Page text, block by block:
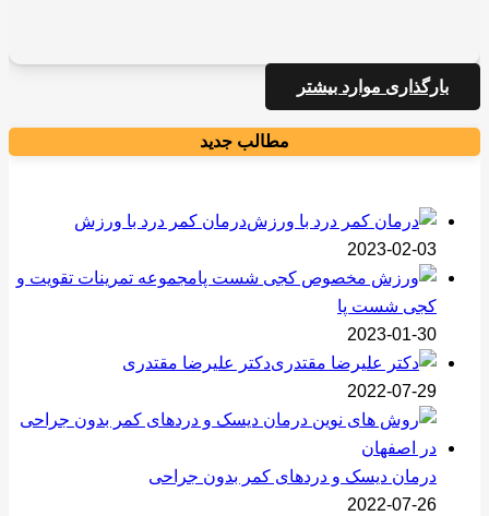
بارگذاری موارد بیشتر
مطالب جدید
درمان کمر درد با ورزش
2023-02-03
مجموعه تمرینات تقویت و
کجی شست پا
2023-01-30
دکتر علیرضا مقتدری
2022-07-29
درمان دیسک و دردهای کمر بدون جراحی
2022-07-26